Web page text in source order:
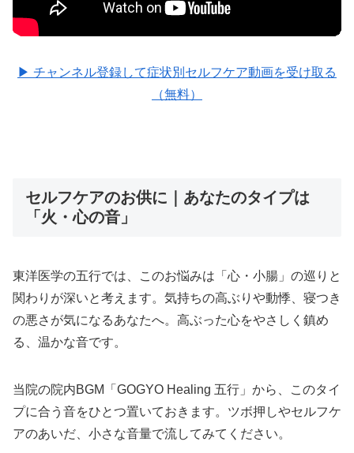
▶ チャンネル登録して症状別セルフケア動画を受け取る
（無料）
セルフケアのお供に｜あなたのタイプは
「火・心の音」
東洋医学の五行では、このお悩みは「心・小腸」の巡りと
関わりが深いと考えます。気持ちの高ぶりや動悸、寝つき
の悪さが気になるあなたへ。高ぶった心をやさしく鎮め
る、温かな音です。
当院の院内BGM「GOGYO Healing 五行」から、このタイ
プに合う音をひとつ置いておきます。ツボ押しやセルフケ
アのあいだ、小さな音量で流してみてください。